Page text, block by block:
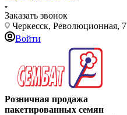
Заказать звонок
Черкесск, Революционная, 7
Войти
Розничная продажа
пакетированных семян